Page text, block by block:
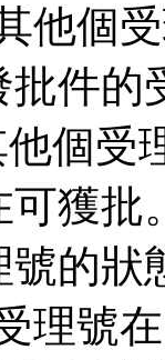
他個
件的
個受
獲批
的狀
理號